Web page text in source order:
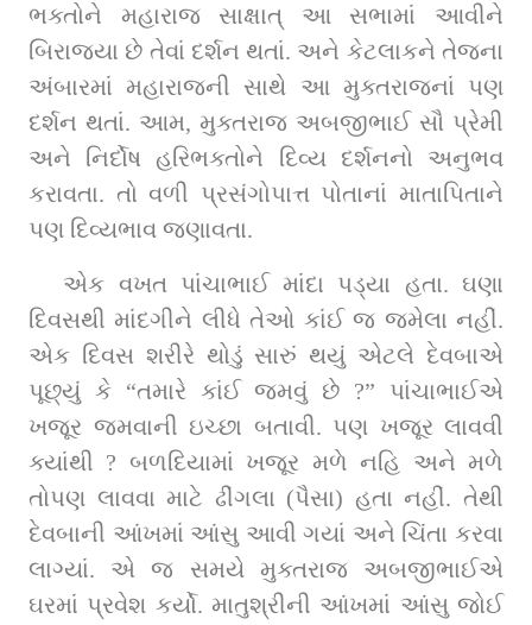
ભક્તોને મહારાજ સાક્ષાત્‌ આ સભામાં આવીને
બિરાજ્યા છે તેવાં દર્શન થતાં. અને કેટલાકને તેજના
અંબારમાં મહારાજની સાથે આ મુક્તરાજનાં પણ
દર્શન થતાં. આમ, મુક્તરાજ અબજીભાઈ સૌ પ્રેમી
અને નિર્દોષ હરિભક્તોને દિવ્ય દર્શનનો અનુભવ
કરાવતા. તો વળી પ્રસંગોપાત્ત પોતાનાં માતાપિતાને
પણ દિવ્યભાવ જણાવતા.
એક વખત પાંચાભાઈ માંદા પડ્યા હતા. ઘણા
દિવસથી માંદગીને લીધે તેઓ કાંઈ જ જમેલા નહીં.
એક દિવસ શરીરે થોડું સારું થયું એટલે દેવબાએ
પૂછ્યું કે “તમારે કાંઈ જમવું છે ?” પાંચાભાઈએ
ખજૂર જમવાની ઇચ્છા બતાવી. પણ ખજૂર લાવવી
ક્યાંથી ? બળદિયામાં ખજૂર મળે નહિ અને મળે
તોપણ લાવવા માટે ઢીંગલા (પૈસા) હતા નહીં. તેથી
દેવબાની આંખમાં આંસુ આવી ગયાં અને ચિંતા કરવા
લાગ્યાં. એ જ સમયે મુક્તરાજ અબજીભાઈએ
ઘરમાં પ્રવેશ કર્યો. માતુશ્રીની આંખમાં આંસુ જોઈ